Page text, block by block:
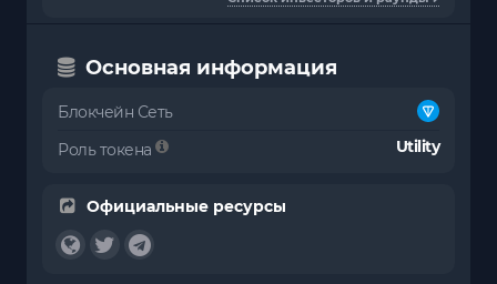
Основная информация
Блокчейн Сеть
Роль токена
Utility
Официальные ресурсы